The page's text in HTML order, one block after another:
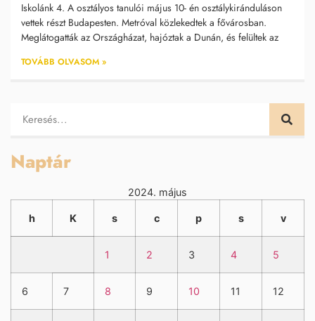
Iskolánk 4. A osztályos tanulói május 10- én osztálykiránduláson
vettek részt Budapesten. Metróval közlekedtek a fővárosban.
Meglátogatták az Országházat, hajóztak a Dunán, és felültek az
TOVÁBB OLVASOM »
Naptár
2024. május
h K s c p s v
1 2 3 4 5
6 7 8 9 10 11 12